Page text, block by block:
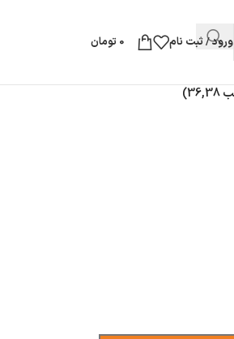
ورود / ثبت نام 0 تومان